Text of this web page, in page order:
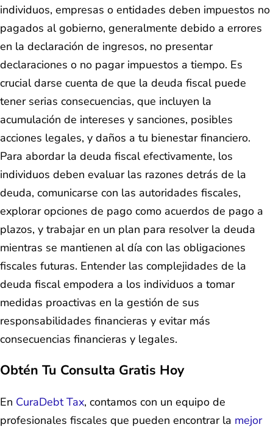
individuos, empresas o entidades deben impuestos no
pagados al gobierno, generalmente debido a errores
en la declaración de ingresos, no presentar
declaraciones o no pagar impuestos a tiempo. Es
crucial darse cuenta de que la deuda fiscal puede
tener serias consecuencias, que incluyen la
acumulación de intereses y sanciones, posibles
acciones legales, y daños a tu bienestar financiero.
Para abordar la deuda fiscal efectivamente, los
individuos deben evaluar las razones detrás de la
deuda, comunicarse con las autoridades fiscales,
explorar opciones de pago como acuerdos de pago a
plazos, y trabajar en un plan para resolver la deuda
mientras se mantienen al día con las obligaciones
fiscales futuras. Entender las complejidades de la
deuda fiscal empodera a los individuos a tomar
medidas proactivas en la gestión de sus
responsabilidades financieras y evitar más
consecuencias financieras y legales.
Obtén Tu Consulta Gratis Hoy
En CuraDebt Tax, contamos con un equipo de
profesionales fiscales que pueden encontrar la mejor